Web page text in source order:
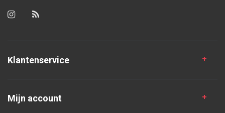
Klantenservice
Mijn account